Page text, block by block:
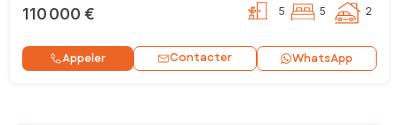
110 000 € 5 5 2
Appeler Contacter WhatsApp